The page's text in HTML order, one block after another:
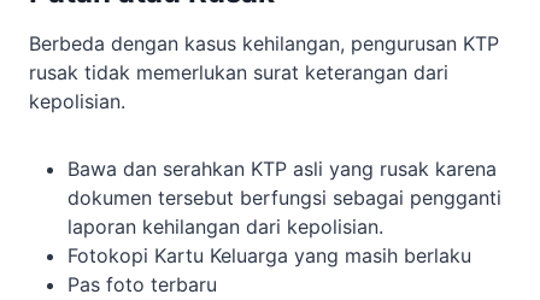
Berbeda dengan kasus kehilangan, pengurusan KTP
rusak tidak memerlukan surat keterangan dari
kepolisian.
Bawa dan serahkan KTP asli yang rusak karena
dokumen tersebut berfungsi sebagai pengganti
laporan kehilangan dari kepolisian.
Fotokopi Kartu Keluarga yang masih berlaku
Pas foto terbaru